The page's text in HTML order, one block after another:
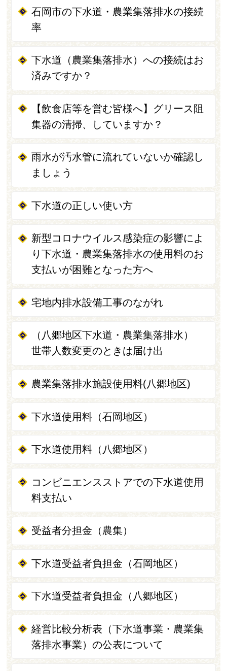
石岡市の下水道・農業集落排水の接続
率
下水道（農業集落排水）への接続はお
済みですか？
【飲食店等を営む皆様へ】グリース阻
集器の清掃、していますか？
雨水が汚水管に流れていないか確認し
ましょう
下水道の正しい使い方
新型コロナウイルス感染症の影響によ
り下水道・農業集落排水の使用料のお
支払いが困難となった方へ
宅地内排水設備工事のながれ
（八郷地区下水道・農業集落排水）
世帯人数変更のときは届け出
農業集落排水施設使用料(八郷地区)
下水道使用料（石岡地区）
下水道使用料（八郷地区）
コンビニエンスストアでの下水道使用
料支払い
受益者分担金（農集）
下水道受益者負担金（石岡地区）
下水道受益者負担金（八郷地区）
経営比較分析表（下水道事業・農業集
落排水事業）の公表について